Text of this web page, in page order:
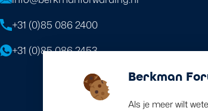
Berkman
Als je meer wilt
+31 (0)85 086 2400
+31 (0)85 086 2453